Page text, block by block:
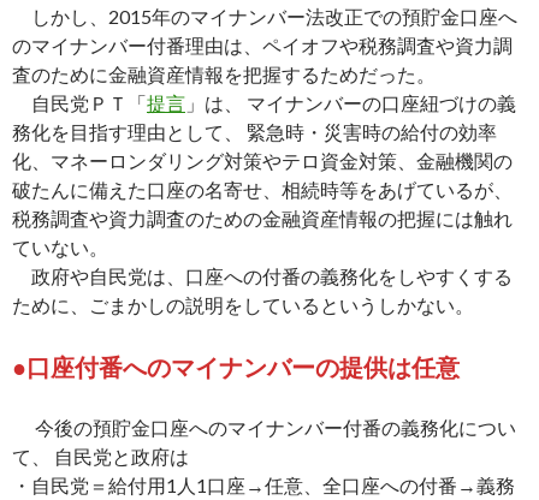
しかし、2015年のマイナンバー法改正での預貯金口座へ
のマイナンバー付番理由は、ペイオフや税務調査や資力調
査のために金融資産情報を把握するためだった。
自民党ＰＴ「提言 」は、 マイナンバーの口座紐づけの義
務化を目指す理由として、 緊急時・災害時の給付の効率
化、マネーロンダリング対策やテロ資金対策、金融機関の
破たんに備えた口座の名寄せ、相続時等をあげているが、
税務調査や資力調査のための金融資産情報の把握には触れ
ていない。
政府や自民党は、口座への付番の義務化をしやすくする
ために、ごまかしの説明をしているというしかない。
●口座付番へのマイナンバーの提供は任意
今後の預貯金口座へのマイナンバー付番の義務化につい
て、 自民党と政府は
・自民党＝給付用1人1口座→任意、全口座への付番→義務